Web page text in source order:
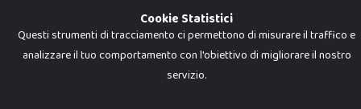
Cookie Statistici
Questi strumenti di tracciamento ci permettono di misurare il traffico e
analizzare il tuo comportamento con l'obiettivo di migliorare il nostro
servizio.